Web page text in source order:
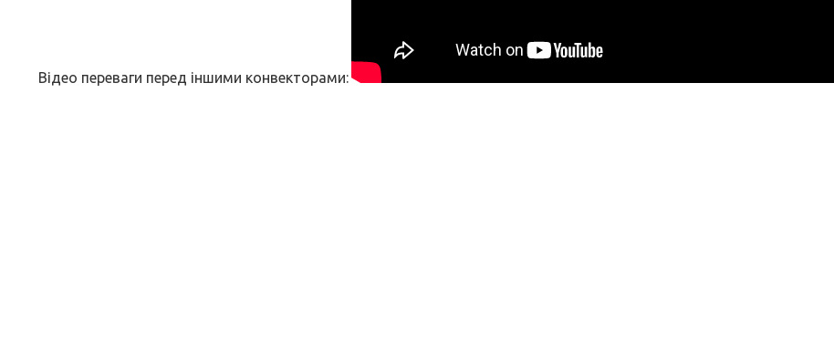
Відео переваги перед іншими конвекторами: